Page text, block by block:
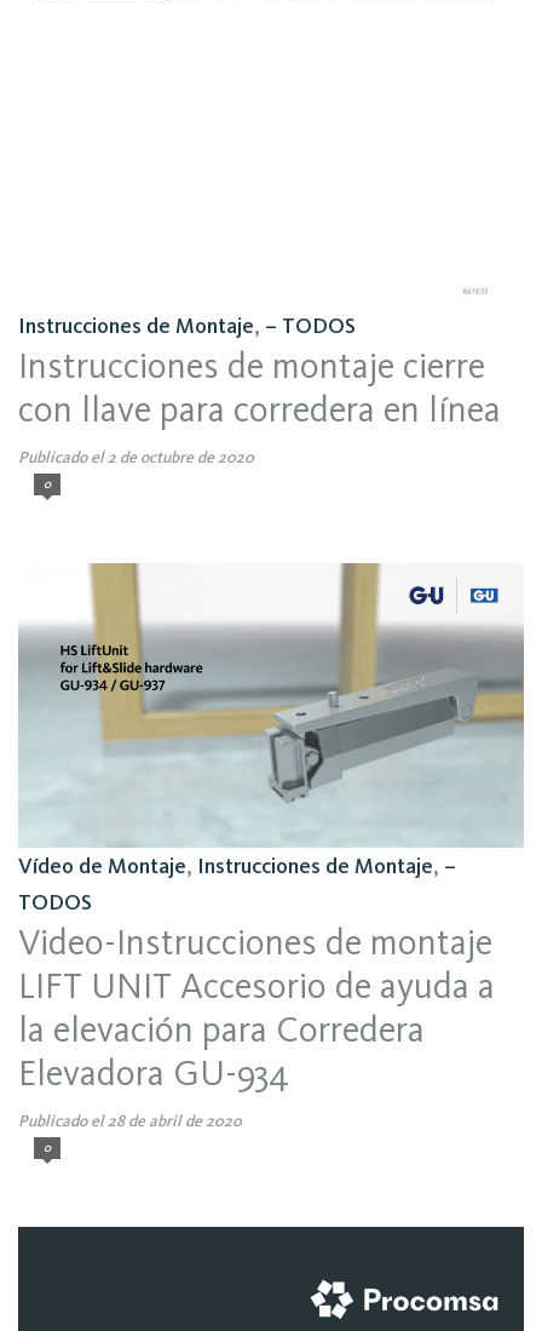
Instrucciones de Montaje, – TODOS
Instrucciones de montaje cierre
con llave para corredera en línea
Publicado el 2 de octubre de 2020
0
Vídeo de Montaje, Instrucciones de Montaje, –
TODOS
Video-Instrucciones de montaje
LIFT UNIT Accesorio de ayuda a
la elevación para Corredera
Elevadora GU-934
Publicado el 28 de abril de 2020
0